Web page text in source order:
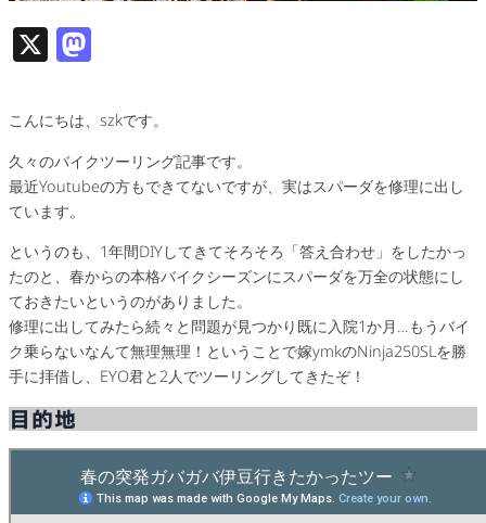
X
to
d
o
こんにちは、szkです。
久々のバイクツーリング記事です。
最近Youtubeの方もできてないですが、実はスパーダを修理に出し
ています。
というのも、1年間DIYしてきてそろそろ「答え合わせ」をしたかっ
たのと、春からの本格バイクシーズンにスパーダを万全の状態にし
ておきたいというのがありました。
修理に出してみたら続々と問題が見つかり既に入院1か月…もうバイ
ク乗らないなんて無理無理！ということで嫁ymkのNinja250SLを勝
手に拝借し、EYO君と2人でツーリングしてきたぞ！
目的地